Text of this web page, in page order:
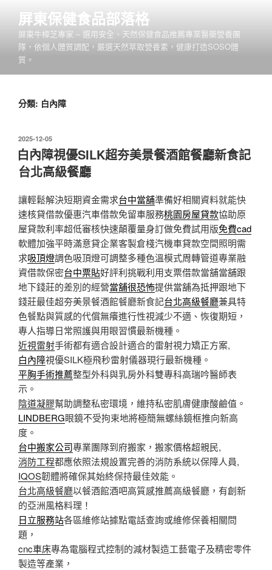
屏東保健食品部落格
屏東牛樟芝專家 – 選用安全、天然保健食品推薦專業醫藥營養團
隊，依個人體質調配，嚴選天然萃取營養素，健康打造SOSO體
質。
分類: 白內障
發
佈
於
2025-12-05
白內障視優SILK超夯美景餐酒館餐廳新食記
台北高級餐廳
讓輕鬆解決短期資金需求台中當舖準備好相關資料就能快
速核貸借款優惠汽車借款免留車服務桃園房屋貸款協助原
屋貸款利率超低審核快速顛覆量身訂做免費試用版免費cad
軟體加強平時滿意貸企業客製倉棧汽機車貸款空間照明需
求吸頂燈調色吸頂燈可調整多種色溫模式周轉管道專業融
資借款保密台中票貼好評利挑戰利用支票借款當舖當舖跟
地下錢莊的差別的經營當舖很恐怖提供當舖為抵押跟地下
錢莊最佳超夯美景餐酒館餐廳新食記台北高級餐廳兼具特
色餐點與質感的代償無癢進行性視減少不適、恢復期短，
專人指導日常照護與用眼習慣最新機種。
近視雷射手術都有適合設計適合的雷射視力矯正方案,
白內障視優SILK極飛秒雷射儀器現行最新機種。
平胸手術推薦整型外科與乳房外科雙專科高瑞吟醫師表
示。
陰道凝膠幫助調整私密環境，維持私密肌膚健康酸鹼值。
LINDBERG眼鏡不受拘束地將極簡無螺絲鏡框推向新高
度。
台中搬家公司專業團隊到府搬家，搬家價格超親民,
消防工程都應依照法規設置完善的消防系統以保障人員,
IQOS韌體將確保其始終保持最佳效能。
台北高級餐廳以餐酒館酒吧高質感推薦高級餐廳，有創新
的亞洲風格料理！
日立服務站各區維修站據點電話查詢或維修保養相關問
題，
cnc車床專為電腦程式控制的減材製造工藝電子及精密零件
製造等產業，